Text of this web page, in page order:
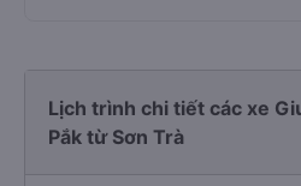
Lịch trình chi tiết các xe
Pắk từ Sơn Trà